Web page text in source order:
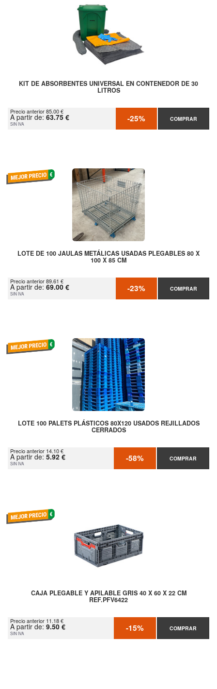
KIT DE ABSORBENTES UNIVERSAL EN CONTENEDOR DE 30
LITROS
Precio anterior 85.00 €
A partir de: 63.75 €
SIN IVA -25% COMPRAR
LOTE DE 100 JAULAS METÁLICAS USADAS PLEGABLES 80 X
100 X 85 CM
Precio anterior 89.61 €
A partir de: 69.00 €
SIN IVA -23% COMPRAR
LOTE 100 PALETS PLÁSTICOS 80X120 USADOS REJILLADOS
CERRADOS
Precio anterior 14.10 €
A partir de: 5.92 €
SIN IVA -58% COMPRAR
CAJA PLEGABLE Y APILABLE GRIS 40 X 60 X 22 CM
REF.PFV6422
Precio anterior 11.18 €
A partir de: 9.50 €
SIN IVA -15% COMPRAR